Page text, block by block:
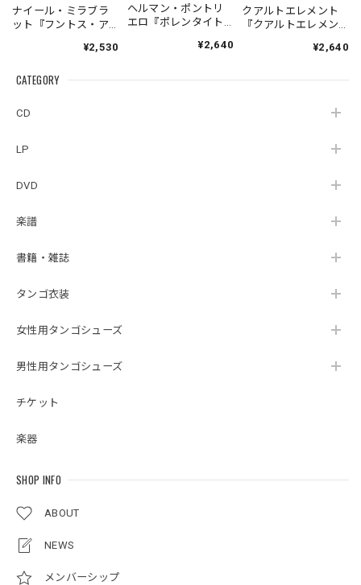
CATEGORY
CD
LP
DVD
楽譜
書籍・雑誌
タンゴ衣装
女性用タンゴシューズ
男性用タンゴシューズ
チケット
楽器
SHOP INFO
ABOUT
NEWS
メンバーシップ
ナイール・ミラブラ
ット『フントス・ア
MIRABRAT『JUNTOS
（MUSAS_7018）
¥2,530
ヘルマン・ポントリ
エロ『ポレンタイト
Pontoriero『POLENT
¥2,640
クアルトエレメント
『クアルトエレメン
Cuartoelemento『Cu
（007RECORDS-27）
¥2,640